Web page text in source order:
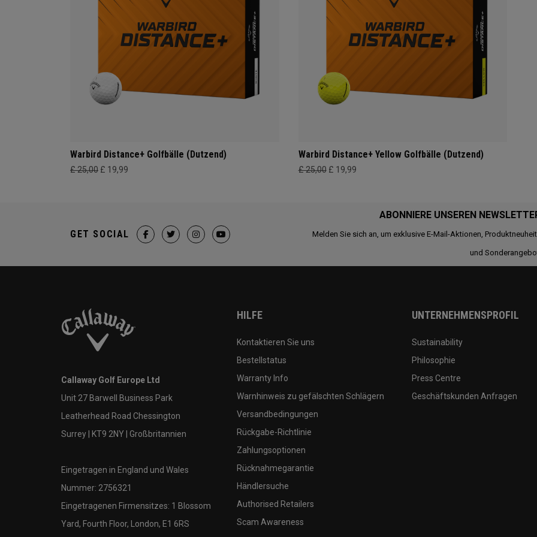
Warbird Distance+ Golfbälle (Dutzend)
£ 25,00 £ 19,99
Warbird Distance+ Yellow Golfbälle (Dutzend)
£ 25,00 £ 19,99
ABONNIERE UNSEREN
Melden Sie sich an, um exklusive E-Mail-Aktionen,
und
GET SOCIAL
Callaway Golf Europe Ltd
Unit 27 Barwell Business Park
Leatherhead Road Chessington
Surrey | KT9 2NY | Großbritannien
Eingetragen in England und Wales
Nummer: 2756321
Eingetragenen Firmensitzes: 1 Blossom
Yard, Fourth Floor, London, E1 6RS
HILFE
Kontaktieren Sie uns
Bestellstatus
Warranty Info
Warnhinweis zu gefälschten Schlägern
Versandbedingungen
Rückgabe-Richtlinie
Zahlungsoptionen
Rücknahmegarantie
Händlersuche
Authorised Retailers
Scam Awareness
UNTERNEHMENSPROFIL
Sustainability
Philosophie
Press Centre
Geschäftskunden Anfragen